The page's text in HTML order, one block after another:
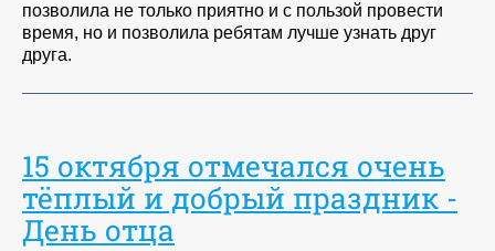
позволила не только приятно и с пользой провести
время, но и позволила ребятам лучше узнать друг
друга.
15 октября отмечался очень
тёплый и добрый праздник -
День отца